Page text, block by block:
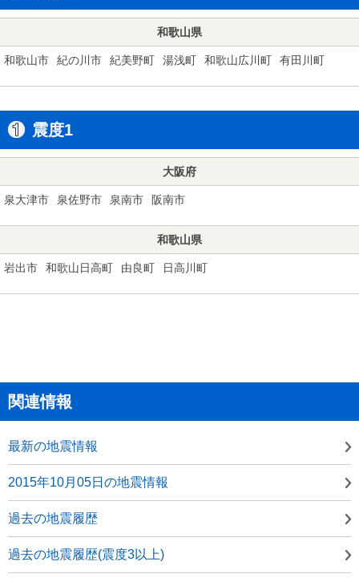
和歌山県
和歌山市 紀の川市 紀美野町 湯浅町 和歌山広川町 有田川町
震度1
大阪府
泉大津市 泉佐野市 泉南市 阪南市
和歌山県
岩出市 和歌山日高町 由良町 日高川町
関連情報
最新の地震情報
2015年10月05日の地震情報
過去の地震履歴
過去の地震履歴(震度3以上)